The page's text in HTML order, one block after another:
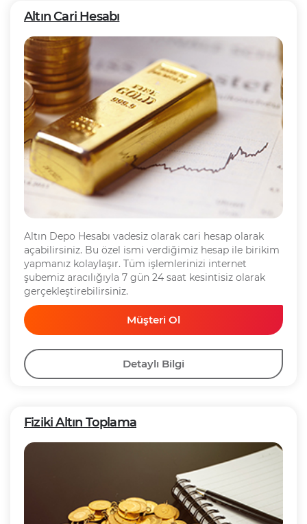
Altın Cari Hesabı
Altın Depo Hesabı vadesiz olarak cari hesap olarak
açabilirsiniz. Bu özel ismi verdiğimiz hesap ile birikim
yapmanız kolaylaşır. Tüm işlemlerinizi internet
şubemiz aracılığıyla 7 gün 24 saat kesintisiz olarak
gerçekleştirebilirsiniz.
Müşteri Ol
Detaylı Bilgi
Fiziki Altın Toplama